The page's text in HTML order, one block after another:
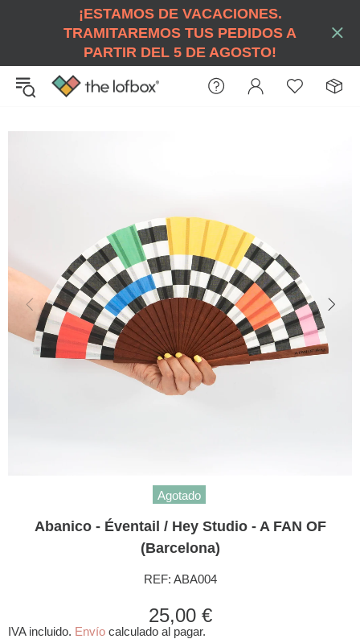
¡ESTAMOS DE VACACIONES.
TRAMITAREMOS TUS PEDIDOS A
PARTIR DEL 5 DE AGOSTO!
Agotado
Abanico - Éventail / Hey Studio - A FAN OF
(Barcelona)
REF: ABA004
25,00 €
IVA incluido. Envío calculado al pagar.